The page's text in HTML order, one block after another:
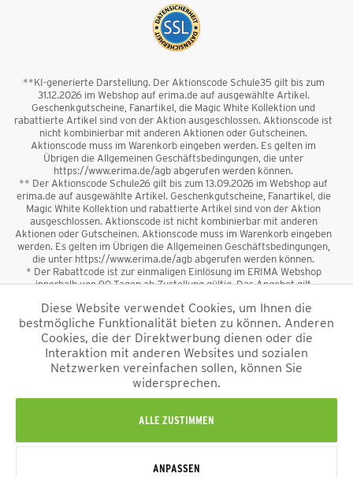
**KI-generierte Darstellung. Der Aktionscode Schule35 gilt bis zum
31.12.2026 im Webshop auf erima.de auf ausgewählte Artikel.
Geschenkgutscheine, Fanartikel, die Magic White Kollektion und
rabattierte Artikel sind von der Aktion ausgeschlossen. Aktionscode ist
nicht kombinierbar mit anderen Aktionen oder Gutscheinen.
Aktionscode muss im Warenkorb eingeben werden. Es gelten im
Übrigen die Allgemeinen Geschäftsbedingungen, die unter
https://www.erima.de/agb abgerufen werden können.
** Der Aktionscode Schule26 gilt bis zum 13.09.2026 im Webshop auf
erima.de auf ausgewählte Artikel. Geschenkgutscheine, Fanartikel, die
Magic White Kollektion und rabattierte Artikel sind von der Aktion
ausgeschlossen. Aktionscode ist nicht kombinierbar mit anderen
Aktionen oder Gutscheinen. Aktionscode muss im Warenkorb eingeben
werden. Es gelten im Übrigen die Allgemeinen Geschäftsbedingungen,
die unter https://www.erima.de/agb abgerufen werden können.
* Der Rabattcode ist zur einmaligen Einlösung im ERIMA Webshop
innerhalb von 90 Tagen ab Zustellung gültig. Das Angebot gilt
sowie Geschenkgutscheine sind vom Rabatt ausgeschlossen. Der
Rabattcode ist nicht mit anderen Aktionen oder Gutscheinen
kombinierbar. Der Mindestbestellwert beträgt 50 €
*Alle Preise verstehen sich inkl. Mehrwertsteuer und zzgl.
und ggf. Nachnahmegebühren, wenn nicht anders
beschrieben.
Alle Rechte vorbehalten © 2026
Diese Website verwendet Cookies, um Ihnen die
bestmögliche Funktionalität bieten zu können. Anderen
Cookies, die der Direktwerbung dienen oder die
Interaktion mit anderen Websites und sozialen
Netzwerken vereinfachen sollen, können Sie
widersprechen.